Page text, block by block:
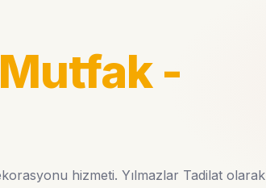
Mutfak -
hizmeti. Yılmazlar Tadilat olarak